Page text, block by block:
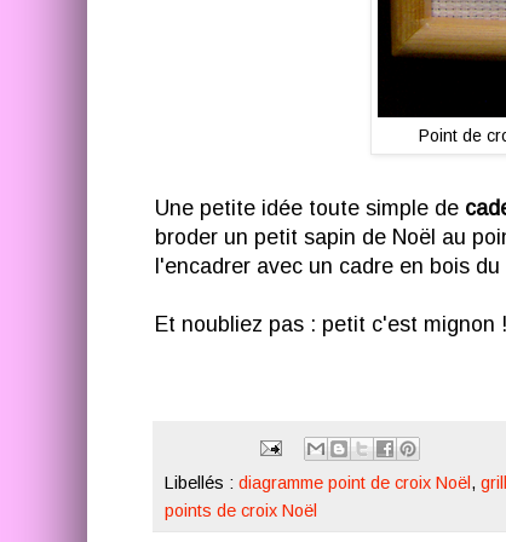
Point de
Une petite idée toute simple de
broder un petit sapin de Noël au
l'encadrer avec un cadre en bois
Et noubliez pas : petit c'est mignon
Libellés : diagramme point de croix Noël,
points de croix Noël